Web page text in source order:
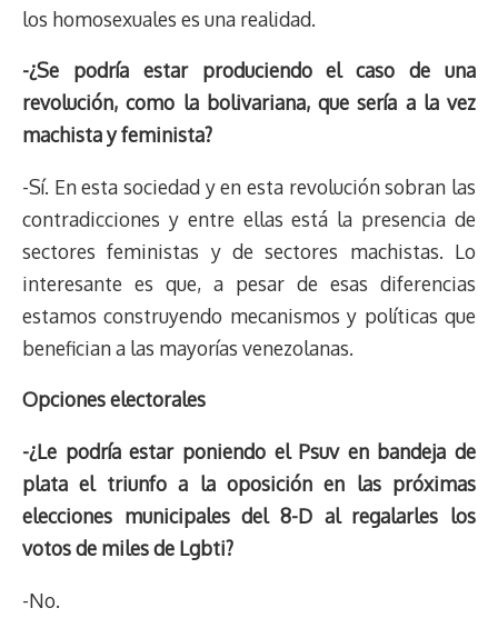
los homosexuales es una realidad.
-¿Se podría estar produciendo el caso de una
revolución, como la bolivariana, que sería a la vez
machista y feminista?
-Sí. En esta sociedad y en esta revolución sobran las
contradicciones y entre ellas está la presencia de
sectores feministas y de sectores machistas. Lo
interesante es que, a pesar de esas diferencias
estamos construyendo mecanismos y políticas que
benefician a las mayorías venezolanas.
Opciones electorales
-¿Le podría estar poniendo el Psuv en bandeja de
plata el triunfo a la oposición en las próximas
elecciones municipales del 8-D al regalarles los
votos de miles de Lgbti?
-No.